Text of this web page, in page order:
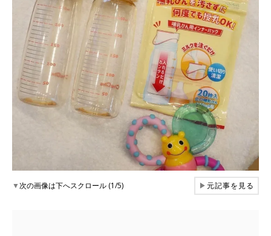
▼次の画像は下へスクロール (1/5) ▶元記事を見る